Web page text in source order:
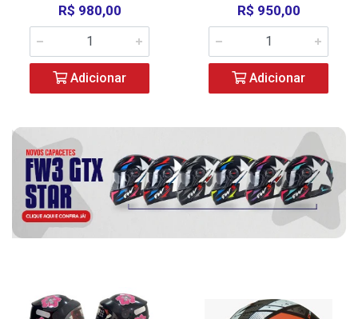
R$ 980,00
Adicionar
R$ 950,00
Adicionar